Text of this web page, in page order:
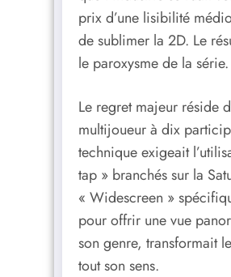
prix d’une lisibilité
de sublimer la 2D. Le
le paroxysme de la série.
Le regret majeur réside
multijoueur à dix
technique exigeait
tap » branchés sur la
« Widescreen »
pour offrir une vue
son genre, transformait
tout son sens.